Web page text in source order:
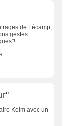
de Fécamp,
gestes
Keim avec un